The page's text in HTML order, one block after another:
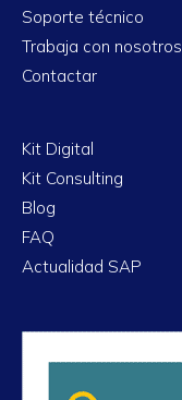
Soporte técnico
Trabaja con nosotros
Contactar
Kit Digital
Kit Consulting
Blog
FAQ
Actualidad SAP